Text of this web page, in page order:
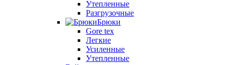
Утепленные
Разгрузочные
Брюки
Gore tex
Легкие
Усиленные
Утепленные